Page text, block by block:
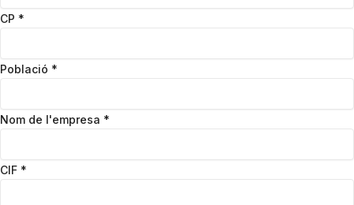
CP *
Població *
Nom de l'empresa *
CIF *